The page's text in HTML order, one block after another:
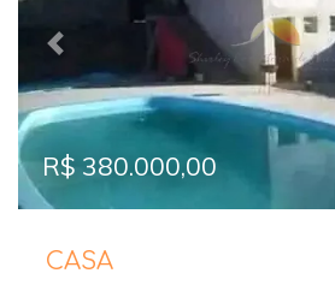
Previous
R$ 380.000,00
CASA